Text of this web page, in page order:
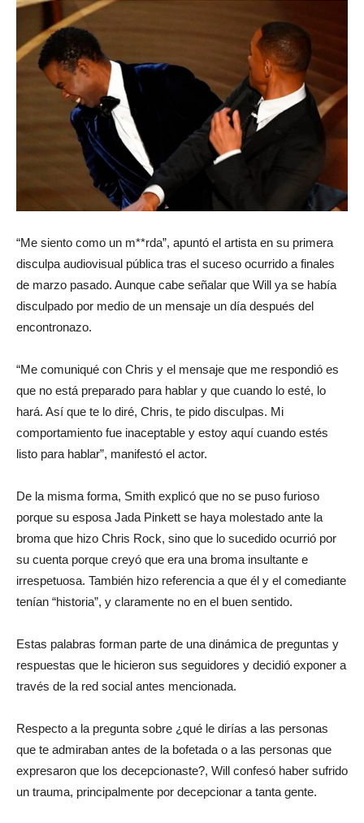
“Me siento como un m**rda”, apuntó el artista en su primera
disculpa audiovisual pública tras el suceso ocurrido a finales
de marzo pasado. Aunque cabe señalar que Will ya se había
disculpado por medio de un mensaje un día después del
encontronazo.
“Me comuniqué con Chris y el mensaje que me respondió es
que no está preparado para hablar y que cuando lo esté, lo
hará. Así que te lo diré, Chris, te pido disculpas. Mi
comportamiento fue inaceptable y estoy aquí cuando estés
listo para hablar”, manifestó el actor.
De la misma forma, Smith explicó que no se puso furioso
porque su esposa Jada Pinkett se haya molestado ante la
broma que hizo Chris Rock, sino que lo sucedido ocurrió por
su cuenta porque creyó que era una broma insultante e
irrespetuosa. También hizo referencia a que él y el comediante
tenían “historia”, y claramente no en el buen sentido.
Estas palabras forman parte de una dinámica de preguntas y
respuestas que le hicieron sus seguidores y decidió exponer a
través de la red social antes mencionada.
Respecto a la pregunta sobre ¿qué le dirías a las personas
que te admiraban antes de la bofetada o a las personas que
expresaron que los decepcionaste?, Will confesó haber sufrido
un trauma, principalmente por decepcionar a tanta gente.